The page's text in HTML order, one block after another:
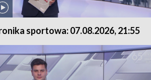
sportowa: 07.08.2026, 21:55